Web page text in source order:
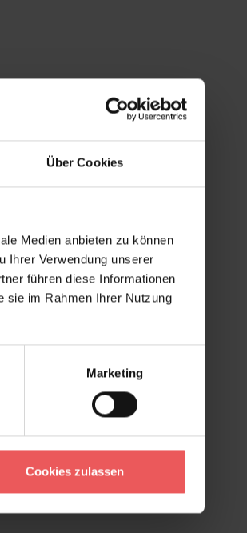
Über Cookies
Medien anbieten zu können
Ihrer Verwendung unserer
führen diese Informationen
sie im Rahmen Ihrer Nutzung
Marketing
Cookies zulassen